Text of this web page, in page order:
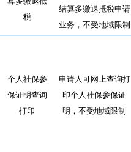
税
结算多缴退抵税申请
业务，不受地域限制
个人社保参
保证明查询
打印
申请人可网上查询打
印个人社保参保证
明，不受地域限制